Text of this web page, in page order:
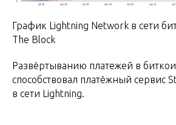
График Lightning Network в сети
The Block
Развёртыванию платежей в
способствовал платёжный сервис
в сети Lightning.